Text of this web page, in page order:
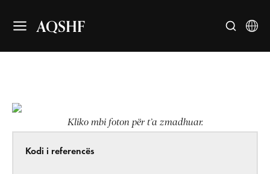
AQSHF
Kliko mbi foton për t’a zmadhuar.
Kodi i referencës